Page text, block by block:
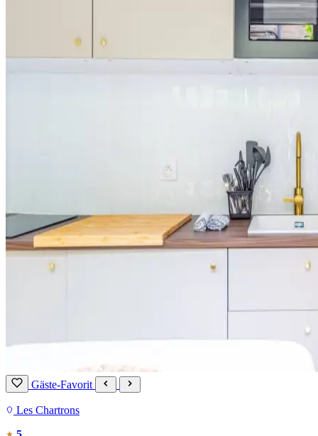
Gäste-Favorit
Les Chartrons